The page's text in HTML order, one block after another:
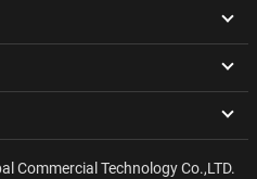
Commercial Technology Co.,LTD.